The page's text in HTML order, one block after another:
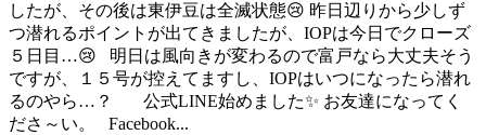
したが、その後は東伊豆は全滅状態😢 昨日辺りから少しず
つ潜れるポイントが出てきましたが、IOPは今日でクローズ
５日目…😢 明日は風向きが変わるので富戸なら大丈夫そう
ですが、１５号が控えてますし、IOPはいつになったら潜れ
るのやら…？ 公式LINE始めました✨ お友達になってく
ださ～い。 Facebook...